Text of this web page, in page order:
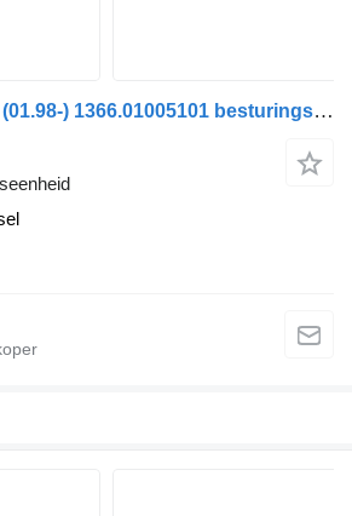
Continental N4416 (01.98-) 1366.01005101 besturingseenheid voor Neoplan Centroliner, Euroliner (1998-) bus